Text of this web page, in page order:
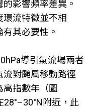
影響頻率差異。
環流特徵並不相
其必要性。
導引氣流場兩者
對颱風移動路徑
高指數年（圖
附近，此